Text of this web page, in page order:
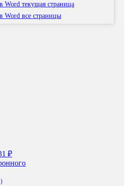
Word текущая страница
Word все страницы
₽